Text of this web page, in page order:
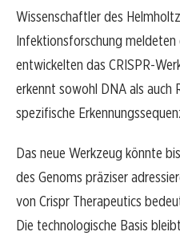
Wissenschaftler des
Infektionsforschung meldeten
entwickelten das CRISPR-
erkennt sowohl DNA als auch
spezifische
Das neue Werkzeug könnte
des Genoms präziser
von Crispr Therapeutics
Die technologische Basis